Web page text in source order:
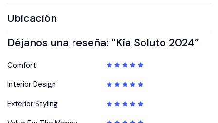
Ubicación
Déjanos una reseña: “Kia Soluto 2024”
Comfort
Interior Design
Exterior Styling